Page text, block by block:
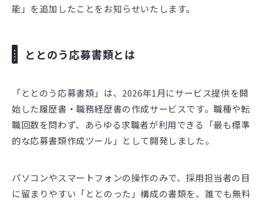
能」を追加したことをお知らせいたします。
ととのう応募書類とは
「ととのう応募書類」は、2026年1月にサービス提供を開
始した履歴書・職務経歴書の作成サービスです。職種や転
職回数を問わず、あらゆる求職者が利用できる「最も標準
的な応募書類作成ツール」として開発しました。
パソコンやスマートフォンの操作のみで、採用担当者の目
に留まりやすい「ととのった」構成の書類を、誰でも無料